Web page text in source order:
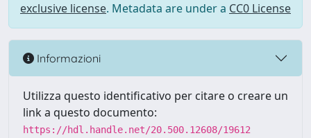
exclusive license. Metadata are under a CC0 License
Informazioni
Utilizza questo identificativo per citare o creare un
link a questo documento:
https://hdl.handle.net/20.500.12608/19612